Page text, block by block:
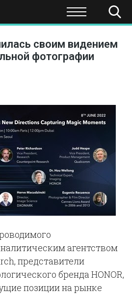
ЭКОНОМИКА НАУКА И
своим видением
фотографии
агентством
представители
бренда HONOR,
позиции на рынке